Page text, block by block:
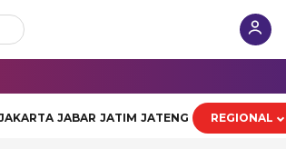
JABAR JATIM JATENG REGIONAL